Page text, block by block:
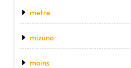
metre
mizuno
moins